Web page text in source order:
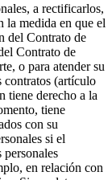
a rectificarlos,
la medida en que el
del Contrato de
Contrato de
o para atender su
contratos (artículo
tiene derecho a la
tiene
con su
si el
personales
en relación con